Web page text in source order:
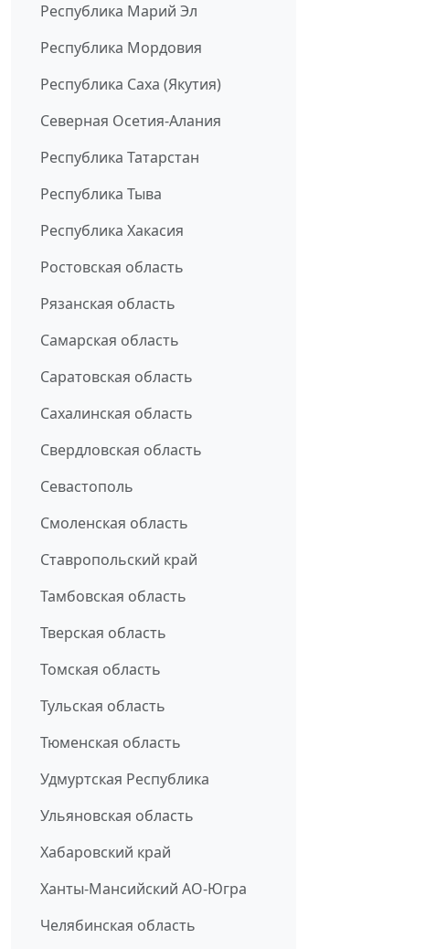
Республика Марий Эл
Республика Мордовия
Республика Саха (Якутия)
Северная Осетия-Алания
Республика Татарстан
Республика Тыва
Республика Хакасия
Ростовская область
Рязанская область
Самарская область
Саратовская область
Сахалинская область
Свердловская область
Севастополь
Смоленская область
Ставропольский край
Тамбовская область
Тверская область
Томская область
Тульская область
Тюменская область
Удмуртская Республика
Ульяновская область
Хабаровский край
Ханты-Мансийский АО-Югра
Челябинская область